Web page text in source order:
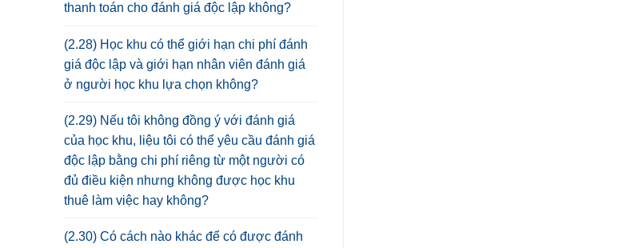
thanh toán cho đánh giá độc lập không?
(2.28) Học khu có thể giới hạn chi phí đánh
giá độc lập và giới hạn nhân viên đánh giá
ở người học khu lựa chọn không?
(2.29) Nếu tôi không đồng ý với đánh giá
của học khu, liệu tôi có thể yêu cầu đánh giá
độc lập bằng chi phí riêng từ một người có
đủ điều kiện nhưng không được học khu
thuê làm việc hay không?
(2.30) Có cách nào khác để có được đánh